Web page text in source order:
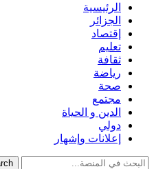
الرئيسية
الجزائر
إقتصاد
تعليم
ثقافة
رياضة
صحة
مجتمع
الدين و الحياة
دولي
إعلانات وإشهار